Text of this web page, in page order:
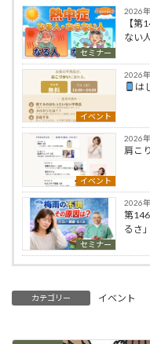
セミナー
2026
【
ない
イベント
2026
は
イベント
2026
肩こ
セミナー
2026
第
るさ
カテゴリー イベント